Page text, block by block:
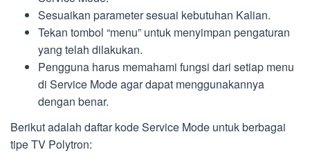
Sesuaikan parameter sesuai kebutuhan Kalian.
Tekan tombol “menu” untuk menyimpan pengaturan
yang telah dilakukan.
Pengguna harus memahami fungsi dari setiap menu
di Service Mode agar dapat menggunakannya
dengan benar.
Berikut adalah daftar kode Service Mode untuk berbagai
tipe TV Polytron: